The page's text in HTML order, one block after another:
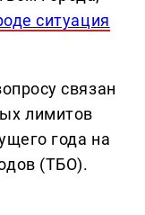
ситуация
связан
лимитов
года на
(ТБО).